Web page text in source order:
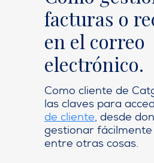
facturas o
en el correo
electrónico.
Como cliente de
las claves para
de cliente, desde
gestionar
entre otras cosas.